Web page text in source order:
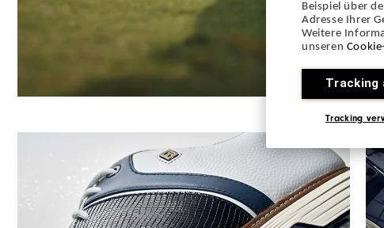
Beispiel über
Adresse Ihrer
Weitere
unseren
Tracking
Tracking